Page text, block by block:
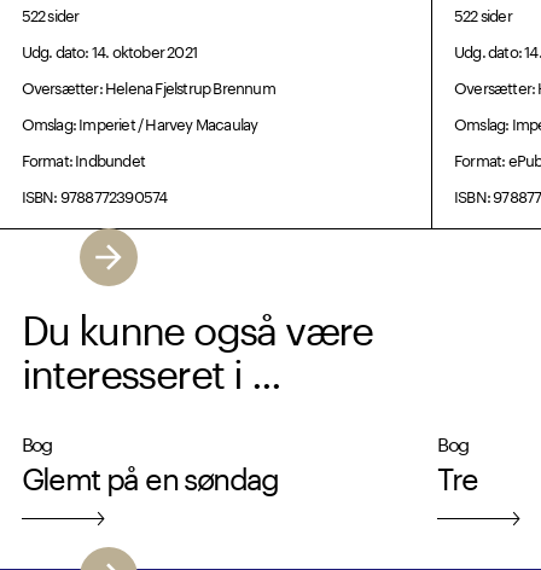
522 sider
Udg. dato: 14. oktober 2021
Oversætter: Helena Fjelstrup Brennum
Omslag: Imperiet / Harvey Macaulay
Format: Indbundet
ISBN: 9788772390574
522 sider
Udg. dato:
Oversætter:
Omslag:
Format:
ISBN:
Du kunne også være
interesseret i ...
Bog
Glemt på en søndag
Bog
Tre